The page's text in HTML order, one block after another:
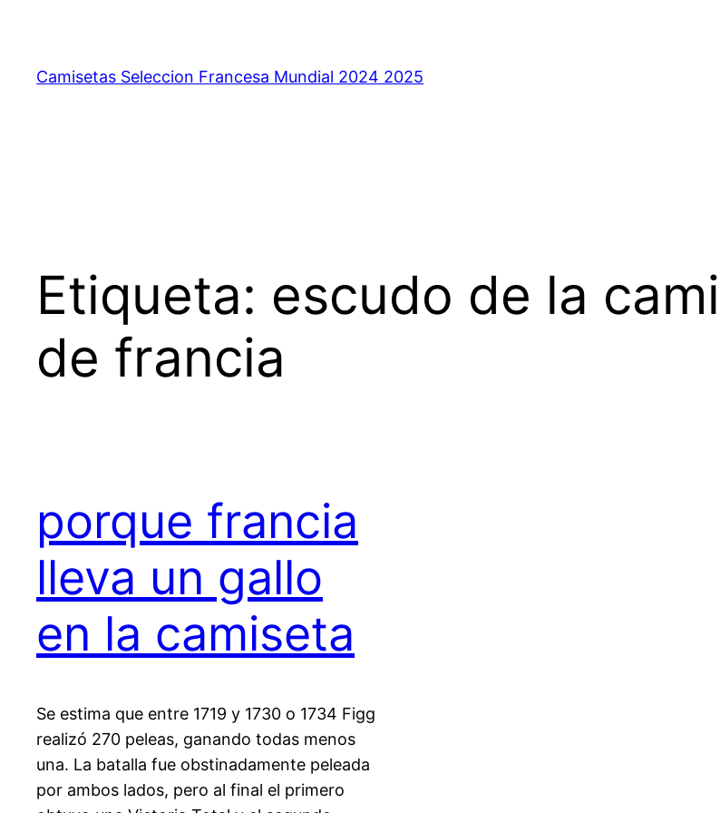
contenido
Camisetas Seleccion Francesa Mundial 2024 2025
Etiqueta: escudo de la
de francia
porque francia
lleva un gallo
en la camiseta
Se estima que entre 1719 y 1730 o 1734 Figg
realizó 270 peleas, ganando todas menos
una. La batalla fue obstinadamente peleada
por ambos lados, pero al final el primero